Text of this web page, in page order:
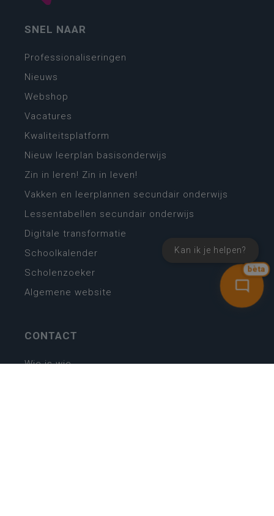
bèta
Kan ik je helpen?
SNEL NAAR
Professionaliseringen
Nieuws
Webshop
Vacatures
Kwaliteitsplatform
Nieuw leerplan basisonderwijs
Zin in leren! Zin in leven!
Vakken en leerplannen secundair onderwijs
Lessentabellen secundair onderwijs
Digitale transformatie
Schoolkalender
Scholenzoeker
Algemene website
CONTACT
Wie is wie